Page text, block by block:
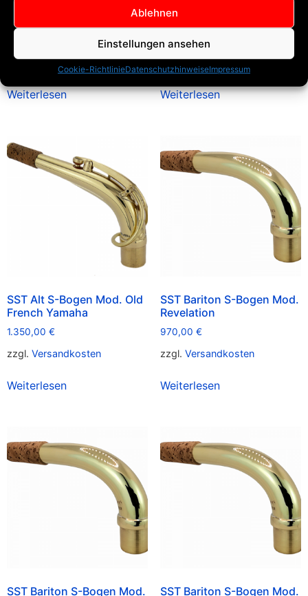
Ablehnen
Einstellungen ansehen
Cookie-RichtlinieDatenschutzhinweiseImpressum
Revelation Yamaha
zzgl.Versandkosten
Weiterlesen
SST Alt S-Bogen Mod. Old
French
1.350,00€
zzgl.Versandkosten
Weiterlesen
SST Alt S-Bogen Mod. Old
French Yamaha
1.350,00 €
zzgl. Versandkosten
Weiterlesen
SST Bariton S-Bogen Mod.
Revelation
970,00 €
zzgl. Versandkosten
Weiterlesen
SST Bariton S-Bogen Mod.
SST Bariton S-Bogen Mod.